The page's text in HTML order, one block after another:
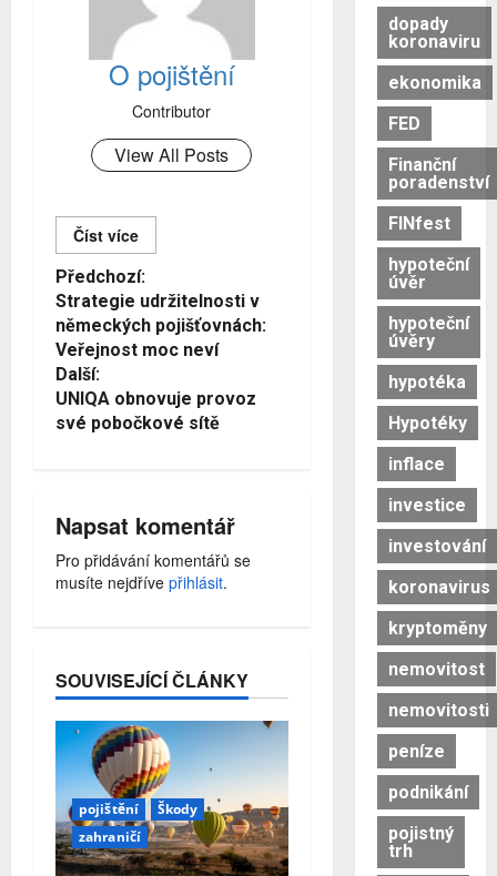
O pojištění
Contributor
View All Posts
Číst více
Č
í
s
t
d
e
Předchozí:
Strategie udržitelnosti v
německých pojišťovnách:
Veřejnost moc neví
Další:
UNIQA obnovuje provoz
své pobočkové sítě
Napsat komentář
Pro přidávání komentářů se
musíte nejdříve přihlásit.
SOUVISEJÍCÍ ČLÁNKY
pojištění
Škody
zahraničí
dopady
koronaviru
ekonomika
FED
Finanční
poradenství
FINfest
hypoteční
úvěr
hypoteční
úvěry
hypotéka
Hypotéky
inflace
investice
investování
koronavirus
kryptoměny
nemovitost
nemovitosti
peníze
podnikání
pojistný
trh